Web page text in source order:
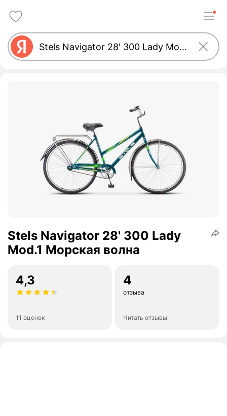
Stels Navigator 28' 300 Lady
Mod.1 Морская волна
4,3
11 оценок
4
отзыва
Читать отзывы